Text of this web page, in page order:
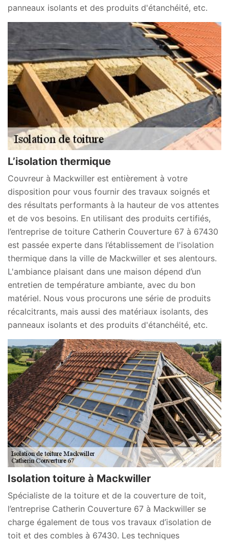
panneaux isolants et des produits d'étanchéité, etc.
L’isolation thermique
Couvreur à Mackwiller est entièrement à votre
disposition pour vous fournir des travaux soignés et
des résultats performants à la hauteur de vos attentes
et de vos besoins. En utilisant des produits certifiés,
l’entreprise de toiture Catherin Couverture 67 à 67430
est passée experte dans l’établissement de l'isolation
thermique dans la ville de Mackwiller et ses alentours.
L'ambiance plaisant dans une maison dépend d’un
entretien de température ambiante, avec du bon
matériel. Nous vous procurons une série de produits
récalcitrants, mais aussi des matériaux isolants, des
panneaux isolants et des produits d'étanchéité, etc.
Isolation toiture à Mackwiller
Spécialiste de la toiture et de la couverture de toit,
l’entreprise Catherin Couverture 67 à Mackwiller se
charge également de tous vos travaux d’isolation de
toit et des combles à 67430. Les techniques